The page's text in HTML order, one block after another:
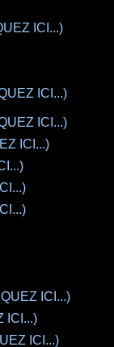
ICI...)
ICI...)
ICI...)
ICI...)
ICI...)
ICI...)
ICI...)